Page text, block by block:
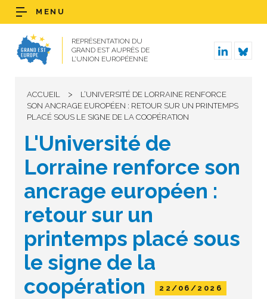
REPRÉSENTATION DU
GRAND EST AUPRÈS DE
L’UNION EUROPÉENNE
MENU
ACCUEIL >
L’UNIVERSITÉ DE LORRAINE RENFORCE
SON ANCRAGE EUROPÉEN : RETOUR SUR UN PRINTEMPS
PLACÉ SOUS LE SIGNE DE LA COOPÉRATION
L'Université de
Lorraine renforce son
ancrage européen :
retour sur un
printemps placé sous
le signe de la
coopération
22/06/2026